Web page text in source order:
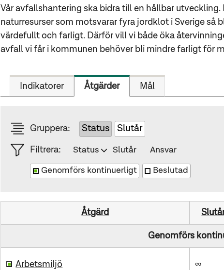
Vår avfallshantering ska bidra till en hållbar
naturresurser som motsvarar fyra jordklot i Sverige så
värdefullt och farligt. Därför vill vi både öka
avfall vi får i kommunen behöver bli mindre farligt för
Indikatorer Åtgärder Mål
Gruppera: Status Slutår
Filtrera: Status Slutår Ansvar
Genomförs kontinuerligt Beslutad
Åtgärd
Genomförs
Arbetsmiljö ∞